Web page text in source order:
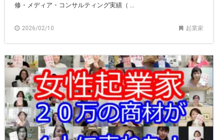
修・メディア・コンサルティング実績（ ...
2026/02/10 起業家